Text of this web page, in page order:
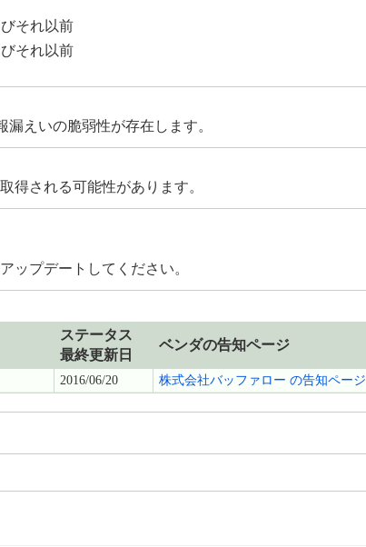
それ以前
それ以前
えいの脆弱性が存在します。
得される可能性があります。
ップデートしてください。
ステータス
最終更新日
ベンダの告知ページ
2016/06/20 株式会社バッファロー の告知ページ